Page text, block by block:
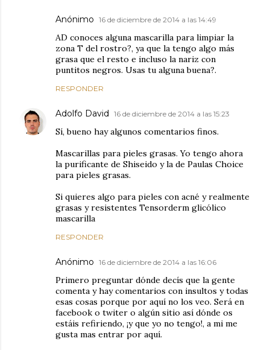
Anónimo 16 de diciembre de 2014 a las 14:49
AD conoces alguna mascarilla para limpiar la
zona T del rostro?, ya que la tengo algo más
grasa que el resto e incluso la nariz con
puntitos negros. Usas tu alguna buena?.
RESPONDER
Adolfo David 16 de diciembre de 2014 a las 15:23
Sí, bueno hay algunos comentarios finos.
Mascarillas para pieles grasas. Yo tengo ahora
la purificante de Shiseido y la de Paulas Choice
para pieles grasas.
Si quieres algo para pieles con acné y realmente
grasas y resistentes Tensorderm glicólico
mascarilla
RESPONDER
Anónimo 16 de diciembre de 2014 a las 16:06
Primero preguntar dónde decís que la gente
comenta y hay comentarios con insultos y todas
esas cosas porque por aquí no los veo. Será en
facebook o twiter o algún sitio así dónde os
estáis refiriendo, ¡y que yo no tengo!, a mi me
gusta mas entrar por aquí.